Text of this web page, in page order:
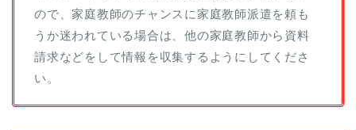
ので、家庭教師のチャンスに家庭教師派遣を頼も
うか迷われている場合は、他の家庭教師から資料
請求などをして情報を収集するようにしてくださ
い。